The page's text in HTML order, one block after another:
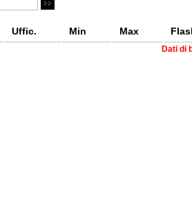
Uffic. Min Max
Dati di